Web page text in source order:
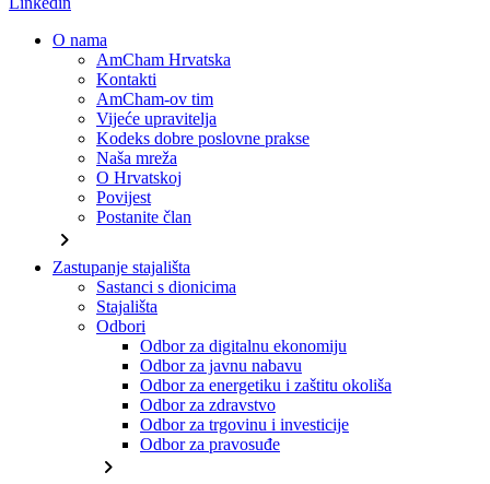
O nama
AmCham Hrvatska
Kontakti
AmCham-ov tim
Vijeće upravitelja
Kodeks dobre poslovne prakse
Naša mreža
O Hrvatskoj
Povijest
Postanite član
chevron_right
Zastupanje stajališta
Sastanci s dionicima
Stajališta
Odbori
Odbor za digitalnu ekonomiju
Odbor za javnu nabavu
Odbor za energetiku i zaštitu okoliša
Odbor za zdravstvo
Odbor za trgovinu i investicije
Odbor za pravosuđe
chevron_right